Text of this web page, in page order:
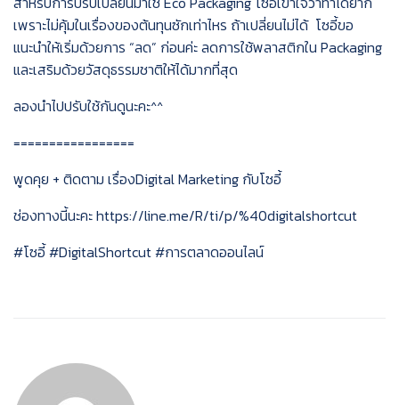
เพราะไม่คุ้มในเรื่องของต้นทุนซักเท่าไหร ถ้าเปลี่ยนไม่ได้ โซอี้ขอ
แนะนำให้เริ่มด้วยการ “ลด” ก่อนค่ะลดการใช้พลาสติกใน Packaging
และเสริมด้วยวัสดุธรรมชาติให้ได้มากที่สุด
ลองนำไปปรับใช้กันดูนะคะ^^
=================
พูดคุย + ติดตาม เรื่องDigital Marketing กับโซอี้
ช่องทางนี้นะคะhttps://line.me/R/ti/p/%40digitalshortcut
#โซอี้#DigitalShortcut #การตลาดออนไลน์